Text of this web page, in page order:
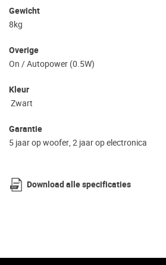
Gewicht
8kg
Overige
On / Autopower (0.5W)
Kleur
Zwart
Garantie
5 jaar op woofer, 2 jaar op electronica
Download alle specificaties